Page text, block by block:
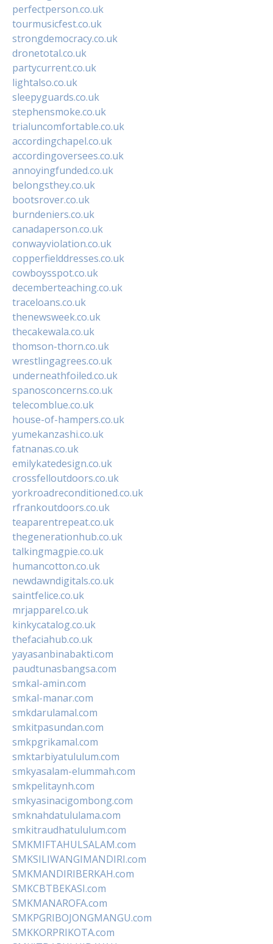
perfectperson.co.uk
tourmusicfest.co.uk
strongdemocracy.co.uk
dronetotal.co.uk
partycurrent.co.uk
lightalso.co.uk
sleepyguards.co.uk
stephensmoke.co.uk
trialuncomfortable.co.uk
accordingchapel.co.uk
accordingoversees.co.uk
annoyingfunded.co.uk
belongsthey.co.uk
bootsrover.co.uk
burndeniers.co.uk
canadaperson.co.uk
conwayviolation.co.uk
copperfielddresses.co.uk
cowboysspot.co.uk
decemberteaching.co.uk
traceloans.co.uk
thenewsweek.co.uk
thecakewala.co.uk
thomson-thorn.co.uk
wrestlingagrees.co.uk
underneathfoiled.co.uk
spanosconcerns.co.uk
telecomblue.co.uk
house-of-hampers.co.uk
yumekanzashi.co.uk
fatnanas.co.uk
emilykatedesign.co.uk
crossfelloutdoors.co.uk
yorkroadreconditioned.co.uk
rfrankoutdoors.co.uk
teaparentrepeat.co.uk
thegenerationhub.co.uk
talkingmagpie.co.uk
humancotton.co.uk
newdawndigitals.co.uk
saintfelice.co.uk
mrjapparel.co.uk
kinkycatalog.co.uk
thefaciahub.co.uk
yayasanbinabakti.com
paudtunasbangsa.com
smkal-amin.com
smkal-manar.com
smkdarulamal.com
smkitpasundan.com
smkpgrikamal.com
smktarbiyatululum.com
smkyasalam-elummah.com
smkpelitaynh.com
smkyasinacigombong.com
smknahdatululama.com
smkitraudhatululum.com
SMKMIFTAHULSALAM.com
SMKSILIWANGIMANDIRI.com
SMKMANDIRIBERKAH.com
SMKCBTBEKASI.com
SMKMANAROFA.com
SMKPGRIBOJONGMANGU.com
SMKKORPRIKOTA.com